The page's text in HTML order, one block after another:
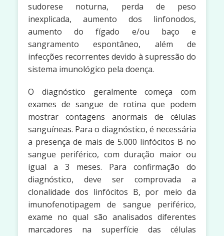
sudorese noturna, perda de peso
inexplicada, aumento dos linfonodos,
aumento do fígado e/ou baço e
sangramento espontâneo, além de
infecções recorrentes devido à supressão do
sistema imunológico pela doença.
O diagnóstico geralmente começa com
exames de sangue de rotina que podem
mostrar contagens anormais de células
sanguíneas. Para o diagnóstico, é necessária
a presença de mais de 5.000 linfócitos B no
sangue periférico, com duração maior ou
igual a 3 meses. Para confirmação do
diagnóstico, deve ser comprovada a
clonalidade dos linfócitos B, por meio da
imunofenotipagem de sangue periférico,
exame no qual são analisados diferentes
marcadores na superfície das células